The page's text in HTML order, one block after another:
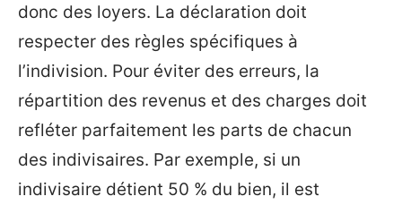
donc des loyers. La déclaration doit
respecter des règles spécifiques à
l’indivision. Pour éviter des erreurs, la
répartition des revenus et des charges doit
refléter parfaitement les parts de chacun
des indivisaires. Par exemple, si un
indivisaire détient 50 % du bien, il est